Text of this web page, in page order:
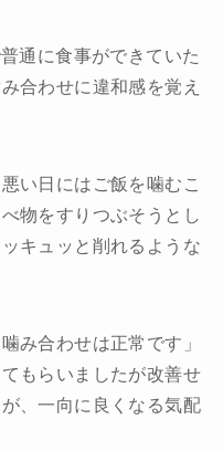
通に食事ができていた
合わせに違和感を覚え
い日にはご飯を噛むこ
物をすりつぶそうとし
キュッと削れるような
み合わせは正常です」
もらいましたが改善せ
、一向に良くなる気配